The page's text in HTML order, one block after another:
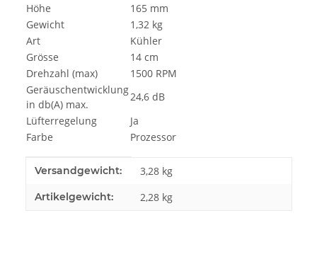
Höhe
165 mm
Gewicht
1,32 kg
Art
Kühler
Grösse
14 cm
Drehzahl (max)
1500 RPM
Geräuschentwicklung
in db(A) max.
24,6 dB
Lüfterregelung
Ja
Farbe
Prozessor
Produkteigenschaft
Wert
Versandgewicht: 3,28 kg
Artikelgewicht: 2,28 kg